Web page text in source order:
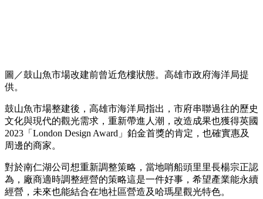
圖／鼓山魚市場改建前曾近危樓狀態。高雄市政府海洋局提
供。
鼓山魚市場整建後，高雄市海洋局指出，市府串聯過往的歷史
文化與現代的觀光需求，重新帶進人潮，改造成果也獲得英國
2023「London Design Award」鉑金首獎的肯定，也確實惠及
周邊的商家。
對於南仁湖公司想重新調整策略，當地哨船頭里里長楊宗正認
為，廠商適時調整經營的策略這是一件好事，希望產業能永續
經營，未來也能結合在地社區營造及哈瑪星觀光特色。